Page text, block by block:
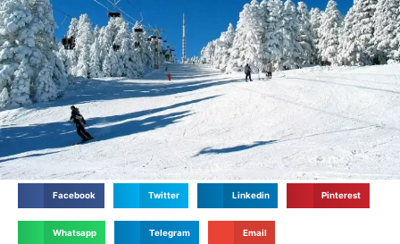
Facebook Twitter Linkedin Pinterest
Whatsapp Telegram Email